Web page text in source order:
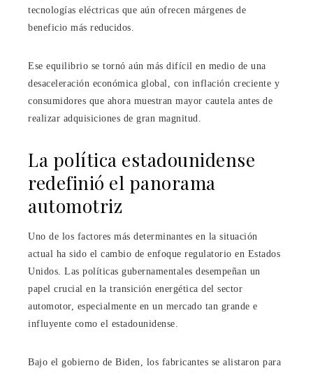
tecnologías eléctricas que aún ofrecen márgenes de
beneficio más reducidos.
Ese equilibrio se tornó aún más difícil en medio de una
desaceleración económica global, con inflación creciente y
consumidores que ahora muestran mayor cautela antes de
realizar adquisiciones de gran magnitud.
La política estadounidense
redefinió el panorama
automotriz
Uno de los factores más determinantes en la situación
actual ha sido el cambio de enfoque regulatorio en Estados
Unidos. Las políticas gubernamentales desempeñan un
papel crucial en la transición energética del sector
automotor, especialmente en un mercado tan grande e
influyente como el estadounidense.
Bajo el gobierno de Biden, los fabricantes se alistaron para